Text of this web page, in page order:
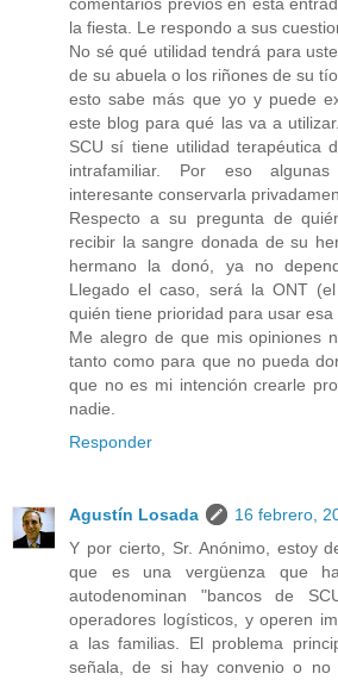
la fiesta. Le respondo a sus
No sé qué utilidad tendrá para
de su abuela o los riñones de su
esto sabe más que yo y puede
este blog para qué las va a
SCU sí tiene utilidad terapéutica
intrafamiliar. Por eso algunas
interesante conservarla
Respecto a su pregunta de
recibir la sangre donada de su
hermano la donó, ya no
Llegado el caso, será la ONT
quién tiene prioridad para usar esa
Me alegro de que mis opiniones
tanto como para que no pueda
que no es mi intención crearle
nadie.
Responder
Agustín Losada
16 febrero,
Y por cierto, Sr. Anónimo, estoy
que es una vergüenza que
autodenominan "bancos de
operadores logísticos, y operen
a las familias. El problema
señala, de si hay convenio o